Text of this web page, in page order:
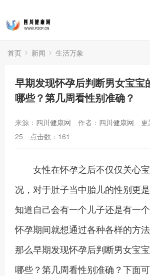
首页 新闻 生活万象
早期发现怀孕后判断男女宝宝
哪些？第几周看性别准确？
来源： 四川健康网 作者： 四川健康网
更
25
点击数： 161
女性在怀孕之后不仅仅关心
况，对于肚子当中胎儿的性别更
知道自己会有一个儿子还是有一
怀孕期间就想通过各种各样的方
那么早期发现怀孕后判断男女宝
哪些？第几周看性别准确？下面可